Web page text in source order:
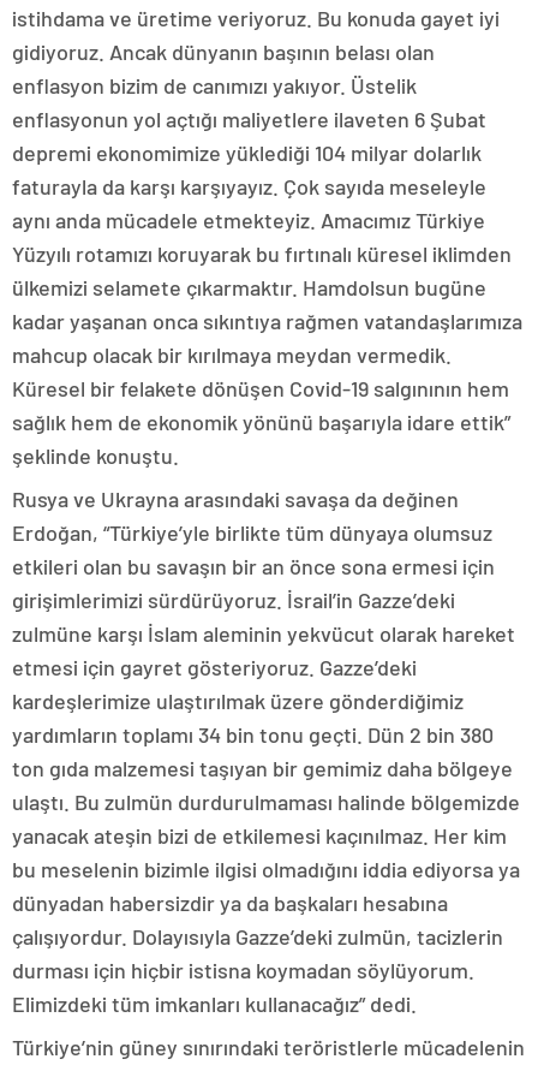
istihdama ve üretime veriyoruz. Bu konuda gayet iyi
gidiyoruz. Ancak dünyanın başının belası olan
enflasyon bizim de canımızı yakıyor. Üstelik
enflasyonun yol açtığı maliyetlere ilaveten 6 Şubat
depremi ekonomimize yüklediği 104 milyar dolarlık
faturayla da karşı karşıyayız. Çok sayıda meseleyle
aynı anda mücadele etmekteyiz. Amacımız Türkiye
Yüzyılı rotamızı koruyarak bu fırtınalı küresel iklimden
ülkemizi selamete çıkarmaktır. Hamdolsun bugüne
kadar yaşanan onca sıkıntıya rağmen vatandaşlarımıza
mahcup olacak bir kırılmaya meydan vermedik.
Küresel bir felakete dönüşen Covid-19 salgınının hem
sağlık hem de ekonomik yönünü başarıyla idare ettik”
şeklinde konuştu.
Rusya ve Ukrayna arasındaki savaşa da değinen
Erdoğan, “Türkiye’yle birlikte tüm dünyaya olumsuz
etkileri olan bu savaşın bir an önce sona ermesi için
girişimlerimizi sürdürüyoruz. İsrail’in Gazze’deki
zulmüne karşı İslam aleminin yekvücut olarak hareket
etmesi için gayret gösteriyoruz. Gazze’deki
kardeşlerimize ulaştırılmak üzere gönderdiğimiz
yardımların toplamı 34 bin tonu geçti. Dün 2 bin 380
ton gıda malzemesi taşıyan bir gemimiz daha bölgeye
ulaştı. Bu zulmün durdurulmaması halinde bölgemizde
yanacak ateşin bizi de etkilemesi kaçınılmaz. Her kim
bu meselenin bizimle ilgisi olmadığını iddia ediyorsa ya
dünyadan habersizdir ya da başkaları hesabına
çalışıyordur. Dolayısıyla Gazze’deki zulmün, tacizlerin
durması için hiçbir istisna koymadan söylüyorum.
Elimizdeki tüm imkanları kullanacağız” dedi.
Türkiye’nin güney sınırındaki teröristlerle mücadelenin